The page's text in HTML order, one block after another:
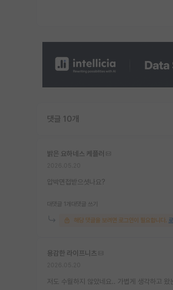
댓글 10개
밝은 요하네스 케플러
압박면접받으셧나요?
대댓글 1개 대댓글 쓰기
해당 댓글을 보려면 로그인이 필요합니다.
용감한 라이프니츠
저도 수월하지 않았네요.. 가볍게 생각하고 왔